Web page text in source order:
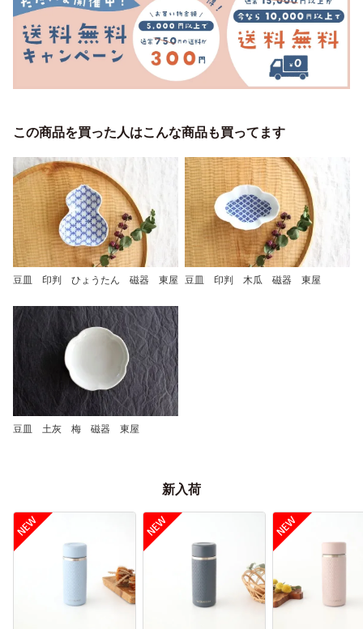
この商品を買った人はこんな商品も買ってます
豆皿 印判 ひょうたん 磁器 東屋 豆皿 印判 木瓜 磁器 東屋
豆皿 土灰 梅 磁器 東屋
新入荷